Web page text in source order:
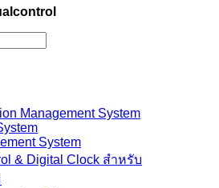
Management System
System
& Digital Clock สำหรับ